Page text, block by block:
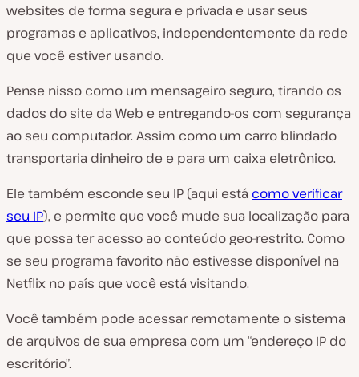
websites de forma segura e privada e usar seus
programas e aplicativos, independentemente da rede
que você estiver usando.
Pense nisso como um mensageiro seguro, tirando os
dados do site da Web e entregando-os com segurança
ao seu computador. Assim como um carro blindado
transportaria dinheiro de e para um caixa eletrônico.
Ele também esconde seu IP (aqui está como verificar
seu IP), e permite que você mude sua localização para
que possa ter acesso ao conteúdo geo-restrito. Como
se seu programa favorito não estivesse disponível na
Netflix no país que você está visitando.
Você também pode acessar remotamente o sistema
de arquivos de sua empresa com um “endereço IP do
escritório”.